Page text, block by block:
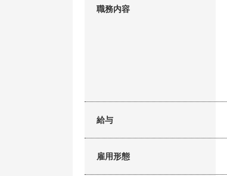
職務内容
給与
雇用形態